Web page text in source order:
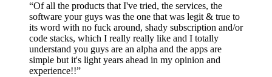
“Of all the products that I've tried, the services, the
software your guys was the one that was legit & true to
its word with no fuck around, shady subscription and/or
code stacks, which I really really like and I totally
understand you guys are an alpha and the apps are
simple but it's light years ahead in my opinion and
experience!!”